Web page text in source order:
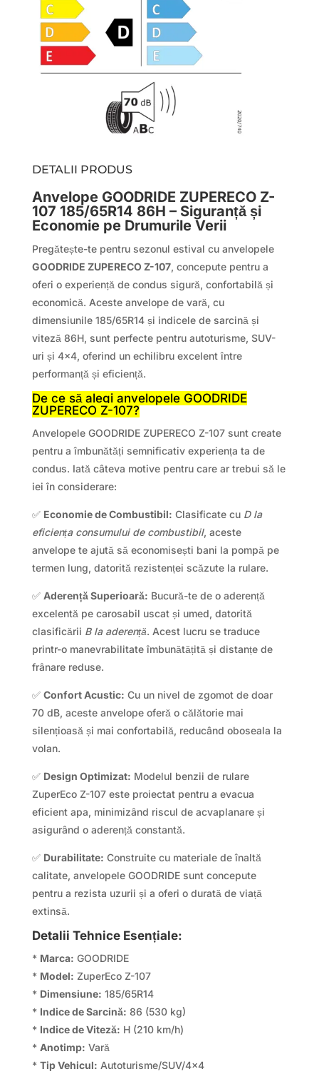
DETALII PRODUS
Anvelope GOODRIDE ZUPERECO Z-
107 185/65R14 86H – Siguranță și
Economie pe Drumurile Verii
Pregătește-te pentru sezonul estival cu anvelopele
GOODRIDE ZUPERECO Z-107, concepute pentru a
oferi o experiență de condus sigură, confortabilă și
economică. Aceste anvelope de vară, cu
dimensiunile 185/65R14 și indicele de sarcină și
viteză 86H, sunt perfecte pentru autoturisme, SUV-
uri și 4×4, oferind un echilibru excelent între
performanță și eficiență.
De ce să alegi anvelopele GOODRIDE
ZUPERECO Z-107?
Anvelopele GOODRIDE ZUPERECO Z-107 sunt create
pentru a îmbunătăți semnificativ experiența ta de
condus. Iată câteva motive pentru care ar trebui să le
iei în considerare:
✅ Economie de Combustibil: Clasificate cu D la
eficiența consumului de combustibil, aceste
anvelope te ajută să economisești bani la pompă pe
termen lung, datorită rezistenței scăzute la rulare.
✅ Aderență Superioară: Bucură-te de o aderență
excelentă pe carosabil uscat și umed, datorită
clasificării B la aderență. Acest lucru se traduce
printr-o manevrabilitate îmbunătățită și distanțe de
frânare reduse.
✅ Confort Acustic: Cu un nivel de zgomot de doar
70 dB, aceste anvelope oferă o călătorie mai
silențioasă și mai confortabilă, reducând oboseala la
volan.
✅ Design Optimizat: Modelul benzii de rulare
ZuperEco Z-107 este proiectat pentru a evacua
eficient apa, minimizând riscul de acvaplanare și
asigurând o aderență constantă.
✅ Durabilitate: Construite cu materiale de înaltă
calitate, anvelopele GOODRIDE sunt concepute
pentru a rezista uzurii și a oferi o durată de viață
extinsă.
Detalii Tehnice Esențiale:
* Marca: GOODRIDE
* Model: ZuperEco Z-107
* Dimensiune: 185/65R14
* Indice de Sarcină: 86 (530 kg)
* Indice de Viteză: H (210 km/h)
* Anotimp: Vară
* Tip Vehicul: Autoturisme/SUV/4×4